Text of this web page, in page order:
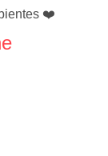
❤️